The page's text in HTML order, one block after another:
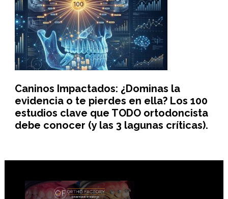
Caninos Impactados: ¿Dominas la
evidencia o te pierdes en ella? Los 100
estudios clave que TODO ortodoncista
debe conocer (y las 3 lagunas críticas).
Footer